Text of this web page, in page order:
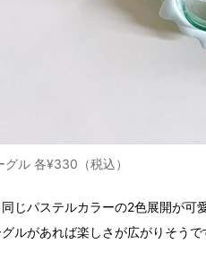
グル 各¥330（税込）
同じパステルカラーの2色展開が
ルがあれば楽しさが広がりそうで